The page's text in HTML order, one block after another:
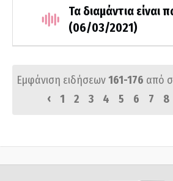
Τα διαμάντια είναι
(06/03/2021)
Εμφάνιση ειδήσεων161-176 από
‹
1 2 3 4 5 6 7 8